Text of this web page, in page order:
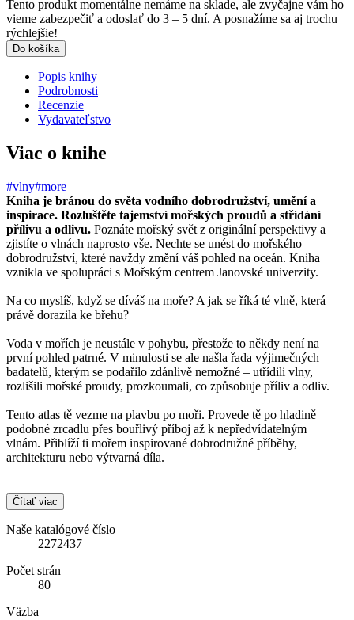
Tento produkt momentálne nemáme na sklade, ale zvyčajne vám ho
vieme zabezpečiť a odoslať do 3 – 5 dní. A posnažíme sa aj trochu
rýchlejšie!
Do košíka
Popis knihy
Podrobnosti
Recenzie
Vydavateľstvo
Viac o knihe
#vlny#more
Kniha je bránou do světa vodního dobrodružství, umění a
inspirace. Rozluštěte tajemství mořských proudů a střídání
přílivu a odlivu. Poznáte mořský svět z originální perspektivy a
zjistíte o vlnách naprosto vše. Nechte se unést do mořského
dobrodružství, které navždy změní váš pohled na oceán. Kniha
vznikla ve spolupráci s Mořským centrem Janovské univerzity.
Na co myslíš, když se díváš na moře? A jak se říká té vlně, která
právě dorazila ke břehu?
Voda v mořích je neustále v pohybu, přestože to někdy není na
první pohled patrné. V minulosti se ale našla řada výjimečných
badatelů, kterým se podařilo zdánlivě nemožné – utřídili vlny,
rozlišili mořské proudy, prozkoumali, co způsobuje příliv a odliv.
Tento atlas tě vezme na plavbu po moři. Provede tě po hladině
podobné zrcadlu přes bouřlivý příboj až k nepředvídatelným
vlnám. Přiblíží ti mořem inspirované dobrodružné příběhy,
architekturu nebo výtvarná díla.
Čítať viac
Naše katalógové číslo
2272437
Počet strán
80
Väzba